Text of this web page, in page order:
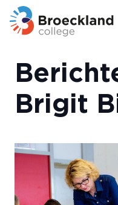
Brigit